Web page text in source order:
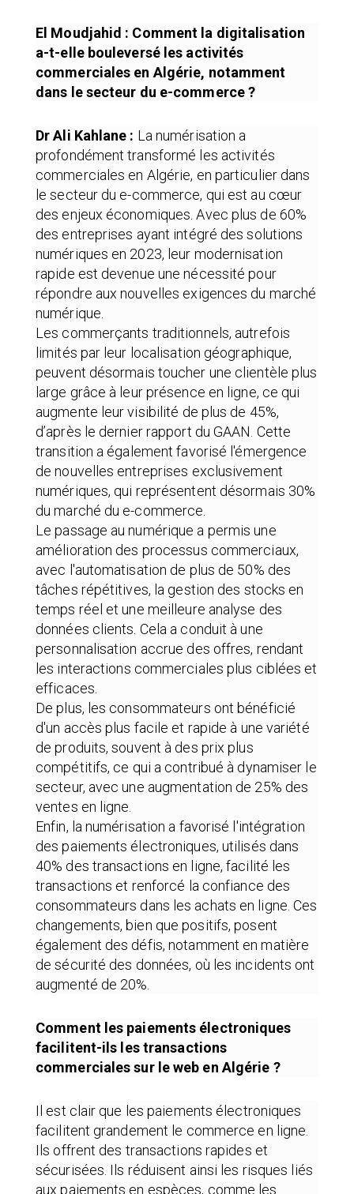
El Moudjahid : Comment la digitalisation
a-t-elle bouleversé les activités
commerciales en Algérie, notamment
dans le secteur du e-commerce ?
Dr Ali Kahlane : La numérisation a
profondément transformé les activités
commerciales en Algérie, en particulier dans
le secteur du e-commerce, qui est au cœur
des enjeux économiques. Avec plus de 60%
des entreprises ayant intégré des solutions
numériques en 2023, leur modernisation
rapide est devenue une nécessité pour
répondre aux nouvelles exigences du marché
numérique.
Les commerçants traditionnels, autrefois
limités par leur localisation géographique,
peuvent désormais toucher une clientèle plus
large grâce à leur présence en ligne, ce qui
augmente leur visibilité de plus de 45%,
d’après le dernier rapport du GAAN. Cette
transition a également favorisé l'émergence
de nouvelles entreprises exclusivement
numériques, qui représentent désormais 30%
du marché du e-commerce.
Le passage au numérique a permis une
amélioration des processus commerciaux,
avec l'automatisation de plus de 50% des
tâches répétitives, la gestion des stocks en
temps réel et une meilleure analyse des
données clients. Cela a conduit à une
personnalisation accrue des offres, rendant
les interactions commerciales plus ciblées et
efficaces.
De plus, les consommateurs ont bénéficié
d'un accès plus facile et rapide à une variété
de produits, souvent à des prix plus
compétitifs, ce qui a contribué à dynamiser le
secteur, avec une augmentation de 25% des
ventes en ligne.
Enfin, la numérisation a favorisé l'intégration
des paiements électroniques, utilisés dans
40% des transactions en ligne, facilité les
transactions et renforcé la confiance des
consommateurs dans les achats en ligne. Ces
changements, bien que positifs, posent
également des défis, notamment en matière
de sécurité des données, où les incidents ont
augmenté de 20%.
Comment les paiements électroniques
facilitent-ils les transactions
commerciales sur le web en Algérie ?
Il est clair que les paiements électroniques
facilitent grandement le commerce en ligne.
Ils offrent des transactions rapides et
sécurisées. Ils réduisent ainsi les risques liés
aux paiements en espèces, comme les